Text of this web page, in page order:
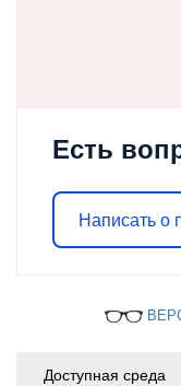
Есть
Написать о
Доступная среда